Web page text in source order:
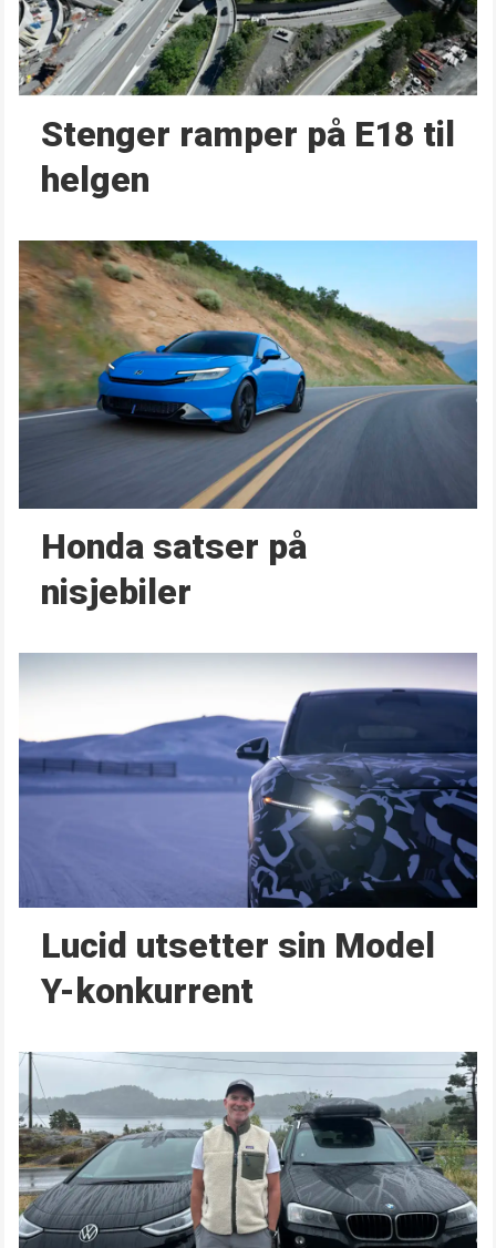
Stenger ramper på E18 til
helgen
Honda satser på
nisjebiler
Lucid utsetter sin Model
Y-konkurrent